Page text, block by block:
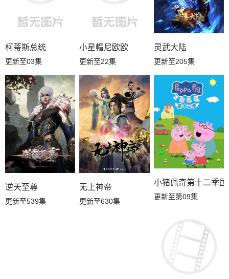
柯蒂斯总统
更新至03集
小星帽尼欧欧
更新至22集
灵武大陆
更新至205集
逆天至尊
更新至539集
无上神帝
更新至630集
小猪佩奇第十二季国
更新至第09集